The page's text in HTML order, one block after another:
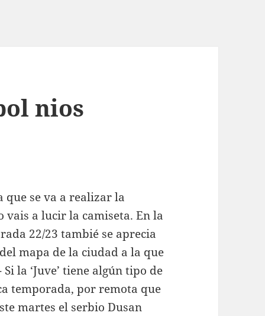
nios
que se va a realizar la
vais a lucir la camiseta. En la
22/23 tambié se aprecia
mapa de la ciudad a la que
la ‘Juve’ tiene algún tipo de
temporada, por remota que
martes el serbio Dusan